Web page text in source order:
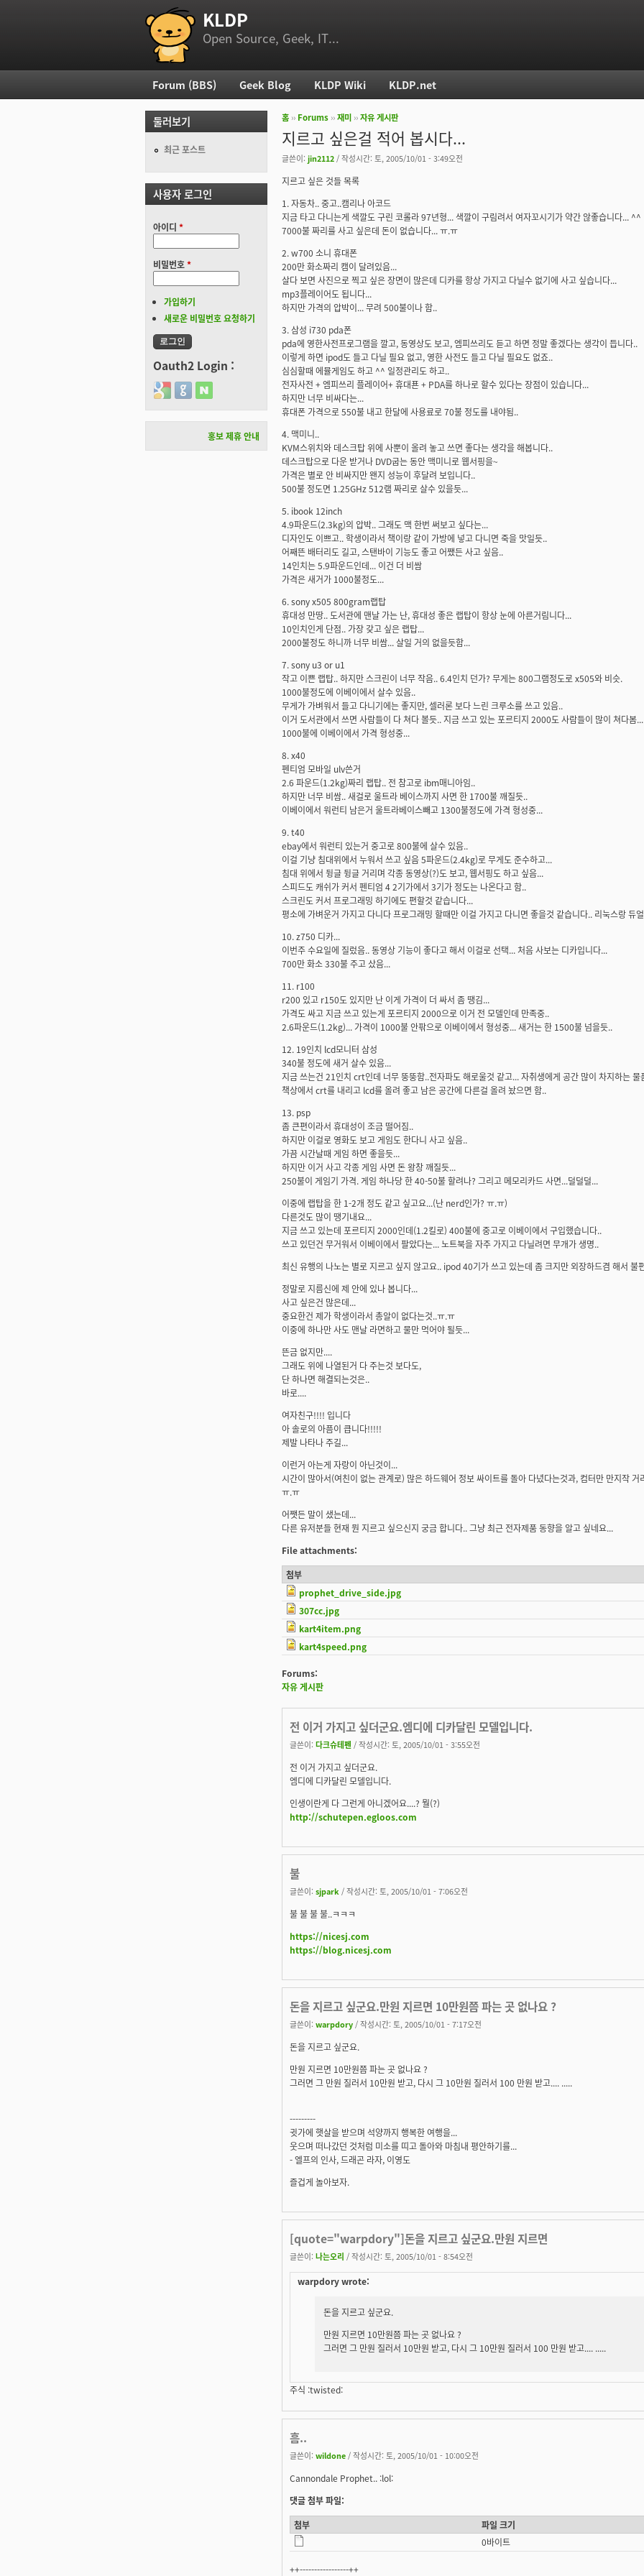
부 메뉴 KLDP
Open Source, Geek, IT...
현재 위치
홈 ›› Forums ››재미 ››자유 게시판
지르고 싶은걸 적어 봅시다...
글쓴이: jin2112 / 작성시간: 토, 2005/10/01 - 3:49오전
지르고 싶은 것들 목록
1. 자동차.. 중고..캠리나 아코드
지금 타고 다니는게 색깔도 구린 코롤라 97년형... 색깔이 구림려서 여자꼬시기가 약간 않좋습니다... ^^
7000불 짜리를 사고 싶은데 돈이 없습니다... ㅠ.ㅠ
2. w700 소니 휴대폰
200만 화소짜리 캠이 달려있음...
살다 보면 사진으로 찍고 싶은 장면이 많은데 디카를 항상 가지고 다닐수 없기에 사고 싶습니다...
mp3플레이어도 됩니다...
하지만 가격의 압박이... 무려 500불이나 함..
3. 삼성 i730 pda폰
pda에 영한사전프로그램을 깔고, 동영상도 보고, 엠피쓰리도 듣고 하면 정말 좋겠다는 생각이 듭니다..
이렇게 하면 ipod도 들고 다닐 필요 없고, 영한 사전도 들고 다닐 필요도 없죠..
심심할때 에뮬게임도 하고 ^^ 일정관리도 하고..
전자사전 + 엠피쓰리 플레이어+ 휴대푠 + PDA를 하나로 할수 있다는 장점이 있습니다...
하지만 너무 비싸다는...
휴대폰 가격으로 550불 내고 한달에 사용료로 70불 정도를 내야됨..
4. 맥미니..
KVM스위치와 데스크탑 위에 사뿐이 올려 놓고 쓰면 좋다는 생각을 해봅니다..
데스크탑으로 다운 받거나 DVD굽는 동안 맥미니로 웹서핑을~
가격은 별로 안 비싸지만 왠지 성능이 후달려 보입니다..
500불 정도면 1.25GHz 512램 짜리로 살수 있을듯...
5. ibook 12inch
4.9파운드(2.3kg)의 압박.. 그래도 맥 한번 써보고 싶다는...
디자인도 이쁘고.. 학생이라서 책이랑 같이 가방에 넣고 다니면 죽을 맛일듯..
어째뜬 배터리도 길고, 스탠바이 기능도 좋고 어쨌든 사고 싶음..
14인치는 5.9파운드인데... 이건 더 비쌈
가격은 새거가 1000불정도...
6. sony x505 800gram랩탑
휴대성 만땅.. 도서관에 맨날 가는 난, 휴대성 좋은 랩탑이 항상 눈에 아른거림니다...
10인치인게 단점.. 가장 갖고 싶은 랩탑...
2000불정도 하니까 너무 비쌈... 살일 거의 없을듯함...
7. sony u3 or u1
작고 이쁜 랩탑.. 하지만 스크린이 너무 작음.. 6.4인치 던가? 무게는 800그램정도로 x505와 비슷.
1000불정도에 이베이에서 살수 있음..
무게가 가벼워서 들고 다니기에는 좋지만, 셀러론 보다 느린 크루소를 쓰고 있음..
이거 도서관에서 쓰면 사람들이 다 쳐다 볼듯.. 지금 쓰고 있는 포르티지 2000도 사람들이 많이 쳐다봄...
1000불에 이베이에서 가격 형성중...
8. x40
펜티엄 모바일 ulv쓴거
2.6 파운드(1.2kg)짜리 랩탑.. 전 참고로 ibm매니아임..
하지만 너무 비쌈.. 새걸로 울트라 베이스까지 사면 한 1700불 깨질듯..
이베이에서 워런티 남은거 울트라베이스빼고 1300불정도에 가격 형성중...
9. t40
ebay에서 워런티 있는거 중고로 800불에 살수 있음..
이걸 기냥 침대위에서 누워서 쓰고 싶음 5파운드(2.4kg)로 무게도 준수하고...
침대 위에서 뒹글 뒹글 거리며 각종 동영상(?)도 보고, 웹서핑도 하고 싶음...
스피드도 캐쉬가 커서 펜티엄 4 2기가에서 3기가 정도는 나온다고 함..
스크린도 커서 프로그래밍 하기에도 편할것 같습니다...
평소에 가벼운거 가지고 다니다 프로그래밍 할때만 이걸 가지고 다니면 좋을것 같습니다.. 리눅스랑 듀
10. z750 디카...
이번주 수요일에 질렀음.. 동영상 기능이 좋다고 해서 이걸로 선택... 처음 사보는 디카입니다...
700만 화소 330불 주고 샀음...
11. r100
r200 있고 r150도 있지만 난 이게 가격이 더 싸서 좀 땡김...
가격도 싸고 지금 쓰고 있는게 포르티지 2000으로 이거 전 모델인데 만족중..
2.6파운드(1.2kg)... 가격이 1000불 안팎으로 이베이에서 형성중... 새거는 한 1500불 넘을듯..
12. 19인치 lcd모니터 삼성
340불 정도에 새거 살수 있음...
지금 쓰는건 21인치 crt인데 너무 뚱뚱함..전자파도 해로울것 같고... 자취생에게 공간 많이 차지하는 물
책상에서 crt를 내리고 lcd를 올려 좋고 남은 공간에 다른걸 올려 놨으면 함..
13. psp
좀 큰편이라서 휴대성이 조금 떨어짐..
하지만 이걸로 영화도 보고 게임도 한다니 사고 싶음..
가끔 시간날때 게임 하면 좋을듯...
하지만 이거 사고 각종 게임 사면 돈 왕창 깨질듯...
250불이 게임기 가격. 게임 하나당 한 40-50불 할려나? 그리고 메모리카드 사면...덜덜덜...
이중에 랩탑을 한 1-2개 정도 같고 싶고요...(난 nerd인가? ㅠ.ㅠ)
다른것도 많이 땡기내요...
지금 쓰고 있는데 포르티지 2000인데(1.2킬로) 400불에 중고로 이베이에서 구입했습니다..
쓰고 있던건 무거워서 이베이에서 팔았다는... 노트북을 자주 가지고 다닐려면 무개가 생명..
최신 유행의 나노는 별로 지르고 싶지 않고요.. ipod 40기가 쓰고 있는데 좀 크지만 외장하드겸 해서 불
정말로 지름신에 제 안에 있나 봅니다...
사고 싶은건 많은데...
중요한건 제가 학생이라서 총알이 없다는것..ㅠ.ㅠ
이중에 하나만 사도 맨날 라면하고 물만 먹어야 될듯...
뜬금 없지만....
그래도 위에 나열된거 다 주는것 보다도,
단 하나면 해결되는것은..
바로....
여자친구!!!! 입니다
아 솔로의 아픔이 큽니다!!!!!
제발 나타나 주길...
이런거 아는게 자랑이 아닌것이...
시간이 많아서(여친이 없는 관계로) 많은 하드웨어 정보 싸이트를 돌아 다녔다는것과, 컴터만 만지작 거
ㅠ.ㅠ
어쨋든 말이 샜는데...
다른 유저분들 현재 뭔 지르고 싶으신지 궁금 합니다.. 그냥 최근 전자제품 동향을 알고 싶네요...
File attachments:
첨부
prophet_drive_side.jpg
307cc.jpg
kart4item.png
kart4speed.png
Forums:
자유 게시판
전 이거 가지고 싶더군요.엠디에 디카달린 모델입니다.
글쓴이: 다크슈테펜 / 작성시간: 토, 2005/10/01 - 3:55오전
전 이거 가지고 싶더군요.
엠디에 디카달린 모델입니다.
인생이란게 다 그런게 아니겠어요....? 뭘(?)
http://schutepen.egloos.com
불
글쓴이: sjpark / 작성시간: 토, 2005/10/01 - 7:06오전
불 불 불 불..ㅋㅋㅋ
https://nicesj.com
https://blog.nicesj.com
돈을 지르고 싶군요.만원 지르면 10만원쯤 파는 곳 없나요 ?
글쓴이: warpdory / 작성시간: 토, 2005/10/01 - 7:17오전
돈을 지르고 싶군요.
만원 지르면 10만원쯤 파는 곳 없나요 ?
그러면 그 만원 질러서 10만원 받고, 다시 그 10만원 질러서 100 만원 받고.... .....
---------
귓가에 햇살을 받으며 석양까지 행복한 여행을...
웃으며 떠나갔던 것처럼 미소를 띠고 돌아와 마침내 평안하기를...
- 엘프의 인사, 드래곤 라자, 이영도
즐겁게 놀아보자.
[quote="warpdory"]돈을 지르고 싶군요.만원 지르면
글쓴이: 나는오리 / 작성시간: 토, 2005/10/01 - 8:54오전
warpdory wrote:
돈을 지르고 싶군요.
만원 지르면 10만원쯤 파는 곳 없나요 ?
그러면 그 만원 질러서 10만원 받고, 다시 그 10만원 질러서 100 만원 받고.... .....
주식 :twisted:
흠..
글쓴이: wildone / 작성시간: 토, 2005/10/01 - 10:00오전
Cannondale Prophet.. :lol:
댓글 첨부 파일:
첨부
파일 크기
0바이트
++-----------------++
주 메뉴
Forum (BBS) Geek Blog KLDP Wiki KLDP.net
둘러보기
최근 포스트
사용자 로그인
아이디 *
비밀번호*
가입하기
새로운 비밀번호 요청하기
Oauth2 Login :
Login with Google
Login with GitHub
Login with Naver
홍보 제휴 안내